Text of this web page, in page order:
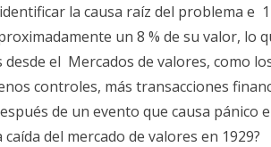
la causa raíz del problema e
un 8 % de su valor, lo
desde el Mercados de valores, como
controles, más transacciones
de un evento que causa pánico
del mercado de valores en 1929?